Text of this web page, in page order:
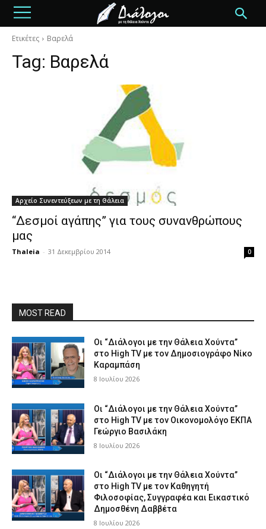
Ετικέτες Βαρελά
Tag: Βαρελά
Αρχείο Συνεντεύξεων με τη Θάλεια
“Δεσμοί αγάπης” για τους συνανθρώπους
μας
Thaleia - 31 Δεκεμβρίου 2014 0
MOST READ
Οι “Διάλογοι με την Θάλεια Χούντα”
στο High TV με τον Δημοσιογράφο Νίκο
Καραμπάση
8 Ιουλίου 2026
Οι “Διάλογοι με την Θάλεια Χούντα”
στο High TV με τον Οικονομολόγο ΕΚΠΑ
Γεώργιο Βασιλάκη
8 Ιουλίου 2026
Οι “Διάλογοι με την Θάλεια Χούντα”
στο High TV με τον Καθηγητή
Φιλοσοφίας, Συγγραφέα και Εικαστικό
Δημοσθένη Δαββέτα
8 Ιουλίου 2026